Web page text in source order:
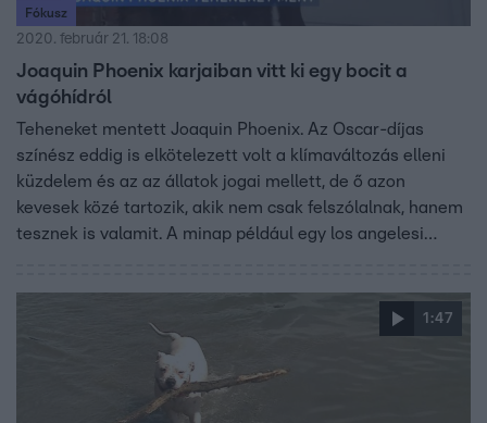
Fókusz
2020. február 21. 18:08
Joaquin Phoenix karjaiban vitt ki egy bocit a
vágóhídról
Teheneket mentett Joaquin Phoenix. Az Oscar-díjas
színész eddig is elkötelezett volt a klímaváltozás elleni
küzdelem és az az állatok jogai mellett, de ő azon
kevesek közé tartozik, akik nem csak felszólalnak, hanem
tesznek is valamit. A minap például egy los angelesi
1:47